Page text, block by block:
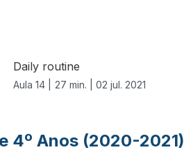
Daily routine
Aula 14 | 27 min. | 02 jul. 2021
4º Anos (2020-2021)